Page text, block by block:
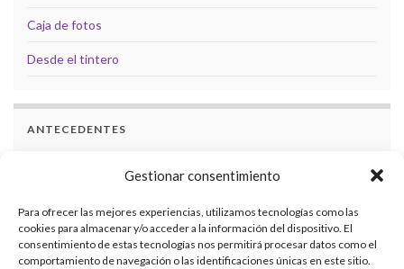
Gestionar consentimiento
Para ofrecer las mejores experiencias, utilizamos tecnologías como las
cookies para almacenar y/o acceder a la información del dispositivo. El
consentimiento de estas tecnologías nos permitirá procesar datos como el
comportamiento de navegación o las identificaciones únicas en este sitio.
Caja de fotos
Desde el tintero
ANTECEDENTES
Investigaciones